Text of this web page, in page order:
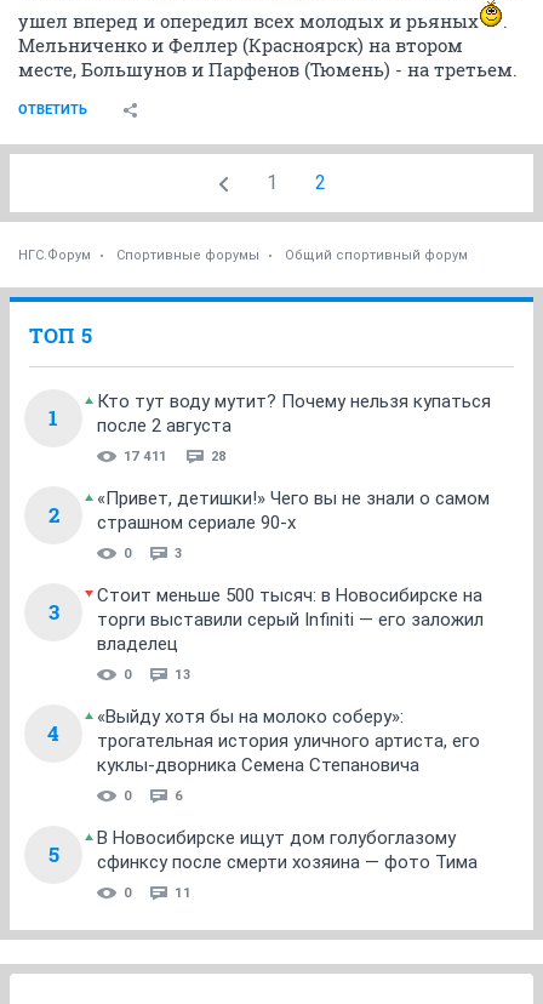
ушел вперед и опередил всех молодых и рьяных
.
Мельниченко и Феллер (Красноярск) на втором
месте, Большунов и Парфенов (Тюмень) - на третьем.
ОТВЕТИТЬ
1 2
НГС.Форум Спортивные форумы Общий спортивный форум
ТОП 5
1
Кто тут воду мутит? Почему нельзя купаться
после 2 августа
17 411 28
2
«Привет, детишки!» Чего вы не знали о самом
страшном сериале 90-х
0 3
3
Стоит меньше 500 тысяч: в Новосибирске на
торги выставили серый Infiniti — его заложил
владелец
0 13
4
«Выйду хотя бы на молоко соберу»:
трогательная история уличного артиста, его
куклы-дворника Семена Степановича
0 6
5
В Новосибирске ищут дом голубоглазому
сфинксу после смерти хозяина — фото Тима
0 11